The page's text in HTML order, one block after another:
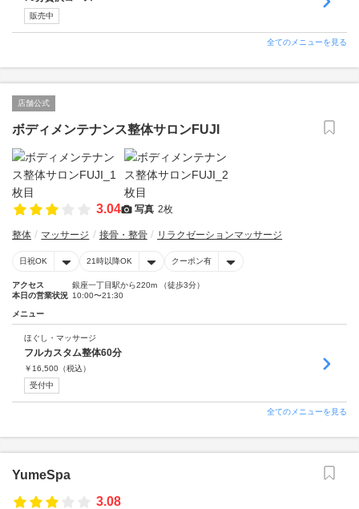
販売中
全てのメニューを見る
店舗公式
ボディメンテナンス整体サロンFUJI
3.04 写真 2枚
整体 マッサージ 接骨・整骨 リラクゼーションマッサージ
日祝OK 21時以降OK クーポン有
アクセス
銀座一丁目駅から220m （徒歩3分）
本日の営業状況 10:00〜21:30
メニュー
ほぐし・マッサージ
フルカスタム整体60分
￥ 16,500 （税込）
受付中
全てのメニューを見る
YumeSpa
3.08